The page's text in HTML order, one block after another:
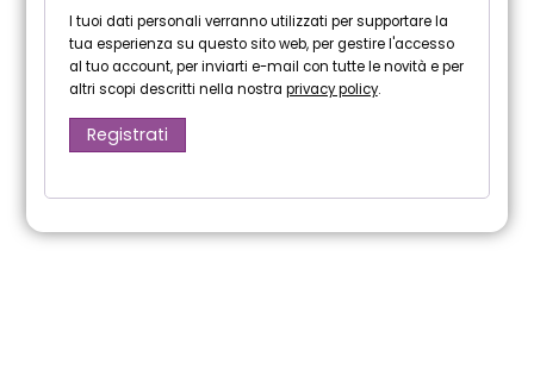
I tuoi dati personali verranno utilizzati per supportare la
tua esperienza su questo sito web, per gestire l'accesso
al tuo account, per inviarti e-mail con tutte le novità e per
altri scopi descritti nella nostra privacy policy.
Registrati